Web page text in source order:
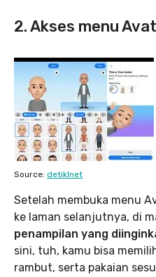
2. Akses menu
Source: detikInet
Setelah membuka menu
ke laman selanjutnya, di
penampilan yang
sini, tuh, kamu bisa
rambut, serta pakaian